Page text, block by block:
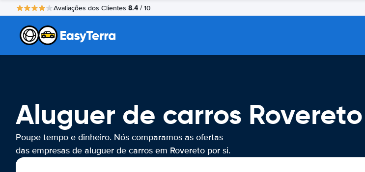
Avaliações dos Clientes 8.4 / 10
Aluguer de carros Rovereto
Poupe tempo e dinheiro. Nós comparamos as ofertas
das empresas de aluguer de carros em Rovereto por si.